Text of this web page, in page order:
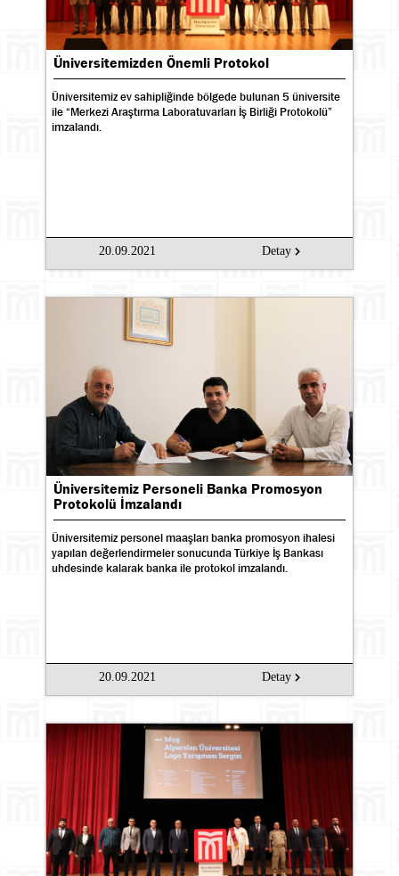
Üniversitemizden Önemli Protokol
Üniversitemiz ev sahipliğinde bölgede bulunan 5 üniversite
ile “Merkezi Araştırma Laboratuvarları İş Birliği Protokolü”
imzalandı.
20.09.2021 Detay
Üniversitemiz Personeli Banka Promosyon
Protokolü İmzalandı
Üniversitemiz personel maaşları banka promosyon ihalesi
yapılan değerlendirmeler sonucunda Türkiye İş Bankası
uhdesinde kalarak banka ile protokol imzalandı.
20.09.2021 Detay